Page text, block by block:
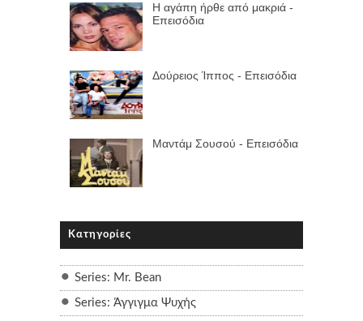
Η αγάπη ήρθε από μακριά -
Επεισόδια
Δούρειος Ίππος - Επεισόδια
Μαντάμ Σουσού - Επεισόδια
Κατηγορίες
Series: Mr. Bean
Series: Άγγιγμα Ψυχής